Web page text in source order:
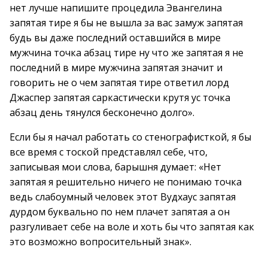
нет лучше напишите процедила Эвангелина
запятая тире я бы не вышла за вас замуж запятая
будь вы даже последний оставшийся в мире
мужчина точка абзац тире ну что же запятая я не
последний в мире мужчина запятая значит и
говорить не о чем запятая тире ответил лорд
Джаспер запятая саркастически крутя ус точка
абзац день тянулся бесконечно долго».
Если бы я начал работать со стенографисткой, я бы
все время с тоской представлял себе, что,
записывая мои слова, барышня думает: «Нет
запятая я решительно ничего не понимаю точка
ведь слабоумный человек этот Вудхаус запятая
дурдом буквально по нем плачет запятая а он
разгуливает себе на воле и хоть бы что запятая как
это возможно вопросительный знак».